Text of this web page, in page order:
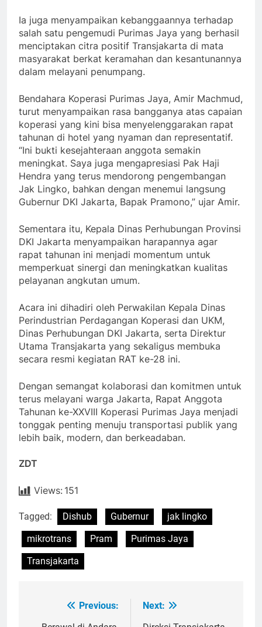
Ia juga menyampaikan kebanggaannya terhadap
salah satu pengemudi Purimas Jaya yang berhasil
menciptakan citra positif Transjakarta di mata
masyarakat berkat keramahan dan kesantunannya
dalam melayani penumpang.
Bendahara Koperasi Purimas Jaya, Amir Machmud,
turut menyampaikan rasa bangganya atas capaian
koperasi yang kini bisa menyelenggarakan rapat
tahunan di hotel yang nyaman dan representatif.
“Ini bukti kesejahteraan anggota semakin
meningkat. Saya juga mengapresiasi Pak Haji
Hendra yang terus mendorong pengembangan
Jak Lingko, bahkan dengan menemui langsung
Gubernur DKI Jakarta, Bapak Pramono,” ujar Amir.
Sementara itu, Kepala Dinas Perhubungan Provinsi
DKI Jakarta menyampaikan harapannya agar
rapat tahunan ini menjadi momentum untuk
memperkuat sinergi dan meningkatkan kualitas
pelayanan angkutan umum.
Acara ini dihadiri oleh Perwakilan Kepala Dinas
Perindustrian Perdagangan Koperasi dan UKM,
Dinas Perhubungan DKI Jakarta, serta Direktur
Utama Transjakarta yang sekaligus membuka
secara resmi kegiatan RAT ke-28 ini.
Dengan semangat kolaborasi dan komitmen untuk
terus melayani warga Jakarta, Rapat Anggota
Tahunan ke-XXVIII Koperasi Purimas Jaya menjadi
tonggak penting menuju transportasi publik yang
lebih baik, modern, dan berkeadaban.
ZDT
Views: 151
Tagged: Dishub Gubernur
jak lingko
mikrotrans
Pram
Purimas Jaya
Transjakarta
Previous:
Next: